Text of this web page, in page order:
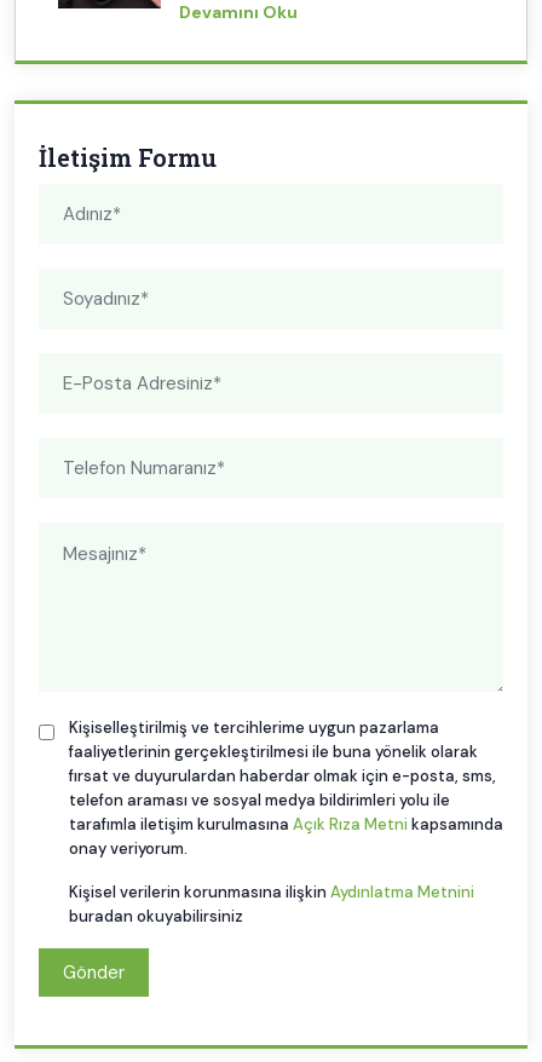
Devamını Oku
İletişim Formu
Kişiselleştirilmiş ve tercihlerime uygun pazarlama
faaliyetlerinin gerçekleştirilmesi ile buna yönelik olarak
fırsat ve duyurulardan haberdar olmak için e-posta, sms,
telefon araması ve sosyal medya bildirimleri yolu ile
tarafımla iletişim kurulmasına Açık Rıza Metni kapsamında
onay veriyorum.
Kişisel verilerin korunmasına ilişkin Aydınlatma Metnini
buradan okuyabilirsiniz
Gönder